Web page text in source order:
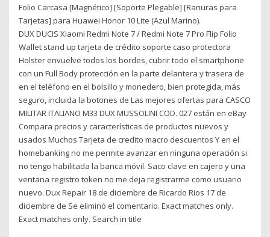
Folio Carcasa [Magnético] [Soporte Plegable] [Ranuras para
Tarjetas] para Huawei Honor 10 Lite (Azul Marino).
DUX DUCIS Xiaomi Redmi Note 7 / Redmi Note 7 Pro Flip Folio
Wallet stand up tarjeta de crédito soporte caso protectora
Holster envuelve todos los bordes, cubrir todo el smartphone
con un Full Body protección en la parte delantera y trasera de
en el teléfono en el bolsillo y monedero, bien protegida, más
seguro, incluida la botones de Las mejores ofertas para CASCO
MILITAR ITALIANO M33 DUX MUSSOLINI COD. 027 están en eBay
Compara precios y características de productos nuevos y
usados Muchos Tarjeta de credito macro descuentos Y en el
homebanking no me permite avanzar en ninguna operación si
no tengo habilitada la banca móvil. Saco clave en cajero y una
ventana registro token no me deja registrarme como usuario
nuevo. Dux Repair 18 de diciembre de Ricardo Rios 17 de
diciembre de Se eliminó el comentario. Exact matches only.
Exact matches only. Search in title